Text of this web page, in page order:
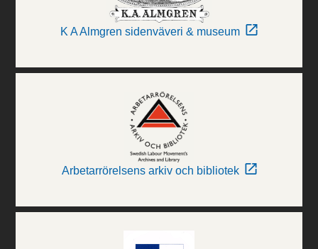
K A Almgren sidenväveri & museum
Arbetarrörelsens arkiv och bibliotek